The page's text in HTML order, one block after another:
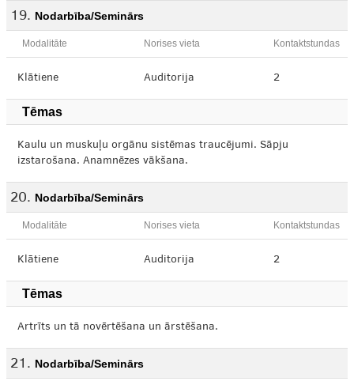
Nodarbība/Seminārs
Modalitāte Norises vieta Kontaktstundas
Klātiene Auditorija 2
Tēmas
Kaulu un muskuļu orgānu sistēmas traucējumi. Sāpju
izstarošana. Anamnēzes vākšana.
Nodarbība/Seminārs
Modalitāte Norises vieta Kontaktstundas
Klātiene Auditorija 2
Tēmas
Artrīts un tā novērtēšana un ārstēšana.
Nodarbība/Seminārs